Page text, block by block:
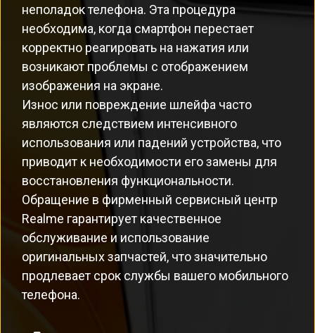
неполадок телефона. Эта процедура
необходима, когда смартфон перестает
корректно реагировать на нажатия или
возникают проблемы с отображением
изображения на экране.
Износ или повреждение шлейфа часто
являются следствием интенсивного
использования или падений устройства, что
приводит к необходимости его замены для
восстановления функциональности.
Обращение в фирменный сервисный центр
Realme гарантирует качественное
обслуживание и использование
оригинальных запчастей, что значительно
продлевает срок службы вашего мобильного
телефона.